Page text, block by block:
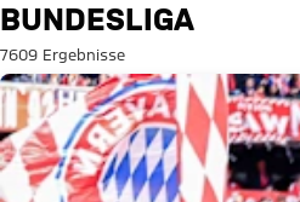
Suche: Bundesliga
BUNDESLIGA
7609 Ergebnisse